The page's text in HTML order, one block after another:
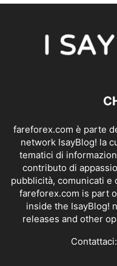
fareforex.com è parte
network IsayBlog! la
tematici di
contributo di
pubblicità, comunicati e
fareforex.com is part
inside the IsayBlog!
releases and other
Contattaci: